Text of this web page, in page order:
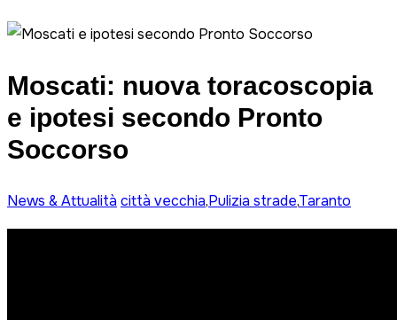
Moscati: nuova toracoscopia
e ipotesi secondo Pronto
Soccorso
News & Attualità città vecchia,Pulizia strade,Taranto